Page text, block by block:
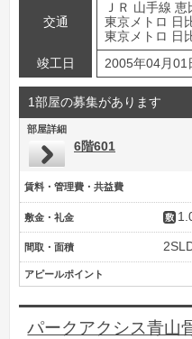
交通
ＪＲ 山手線
東京メトロ 日
東京メトロ 日
竣工日
2005年04月01
1部屋の募集があります
部屋詳細
6階601
賃料・管理費・共益費
敷金・礼金
間取・面積
アピールポイント
パークアクシス青山